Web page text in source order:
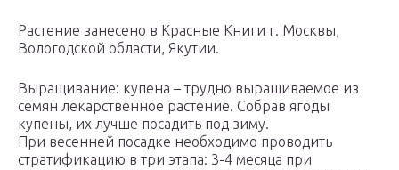
Растение занесено в Красные Книги г. Москвы,
Вологодской области, Якутии.
Выращивание: купена – трудно выращиваемое из
семян лекарственное растение. Собрав ягоды
купены, их лучше посадить под зиму.
При весенней посадке необходимо проводить
стратификацию в три этапа: 3-4 месяца при